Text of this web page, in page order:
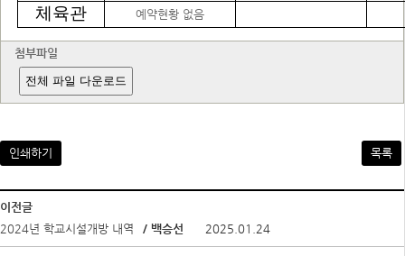
체육관 예약현황 없음
첨부파일
전체 파일 다운로드
인쇄하기 목록
이전글
2024년 학교시설개방 내역
/ 백승선 2025.01.24